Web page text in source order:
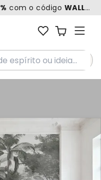
com o código WALL20
ou ideia...